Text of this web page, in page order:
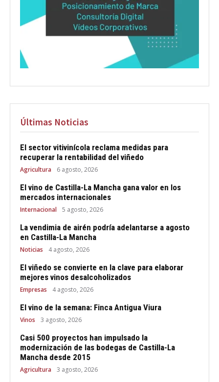
Últimas Noticias
El sector vitivinícola reclama medidas para
recuperar la rentabilidad del viñedo
Agricultura 6 agosto, 2026
El vino de Castilla-La Mancha gana valor en los
mercados internacionales
Internacional 5 agosto, 2026
La vendimia de airén podría adelantarse a agosto
en Castilla-La Mancha
Noticias 4 agosto, 2026
El viñedo se convierte en la clave para elaborar
mejores vinos desalcoholizados
Empresas 4 agosto, 2026
El vino de la semana: Finca Antigua Viura
Vinos 3 agosto, 2026
Casi 500 proyectos han impulsado la
modernización de las bodegas de Castilla-La
Mancha desde 2015
Agricultura 3 agosto, 2026